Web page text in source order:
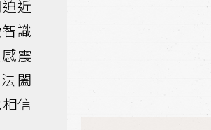
近
識
震
闔
信